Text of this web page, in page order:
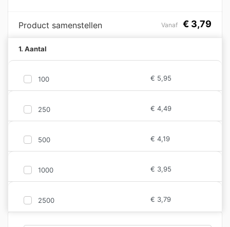
Product samenstellen Vanaf € 3,79
1. Aantal
100 € 5,95
250 € 4,49
500 € 4,19
1000 € 3,95
2500 € 3,79